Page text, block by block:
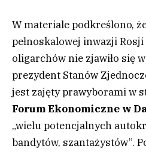
W materiale podkreślono,
pełnoskalowej inwazji
oligarchów nie zjawiło się w
prezydent Stanów
jest zajęty prawyborami w
Forum Ekonomiczne w
„wielu potencjalnych
bandytów, szantażystów”.